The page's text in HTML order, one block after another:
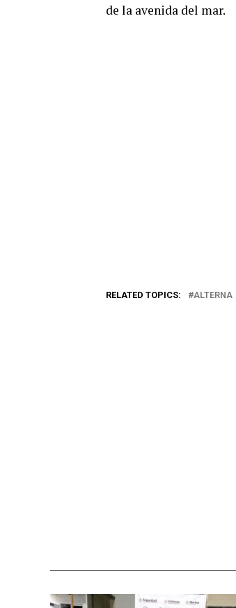
de la avenida del mar.
RELATED TOPICS: ALTERNA